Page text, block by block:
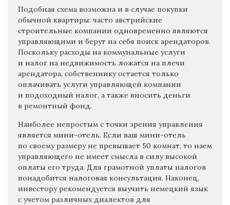
Подобная схема возможна и в случае покупки
обычной квартиры: часто австрийские
строительные компании одновременно являются
управляющими и берут на себя поиск арендаторов.
Поскольку расходы на коммунальные услуги
и налог на недвижимость ложатся на плечи
арендатора, собственнику остается только
оплачивать услуги управляющей компании
и подоходный налог, а также вносить деньги
в ремонтный фонд.
Наиболее непростым с точки зрения управления
является мини-отель. Если ваш мини-отель
по своему размеру не превышает 50 комнат, то наем
управляющего не имеет смысла в силу высокой
оплаты его труда. Для грамотной уплаты налогов
понадобится налоговая консультация. Наконец,
инвестору рекомендуется выучить немецкий язык
с учетом различных диалектов для